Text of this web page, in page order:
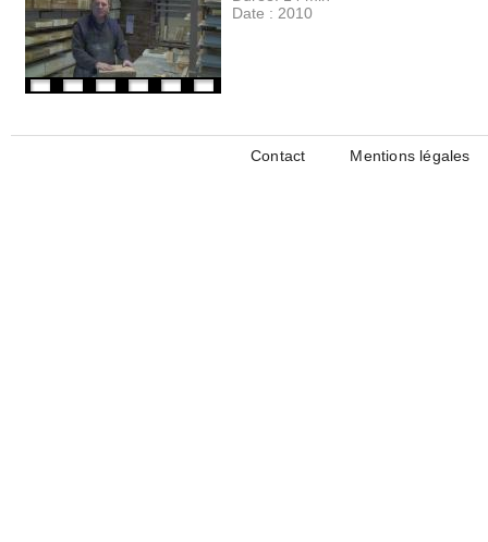
Date : 2010
Contact Mentions légales